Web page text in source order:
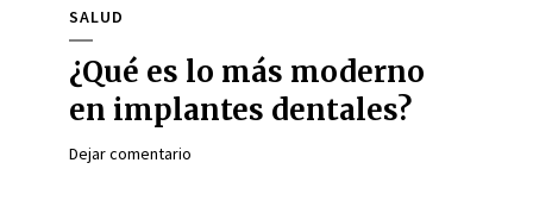
SALUD
¿Qué es lo más moderno
en implantes dentales?
Dejar comentario